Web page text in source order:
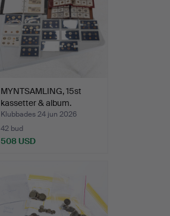
MYNTSAMLING, 15st
kassetter & album.
Klubbades 24 jun 2026
42 bud
508 USD